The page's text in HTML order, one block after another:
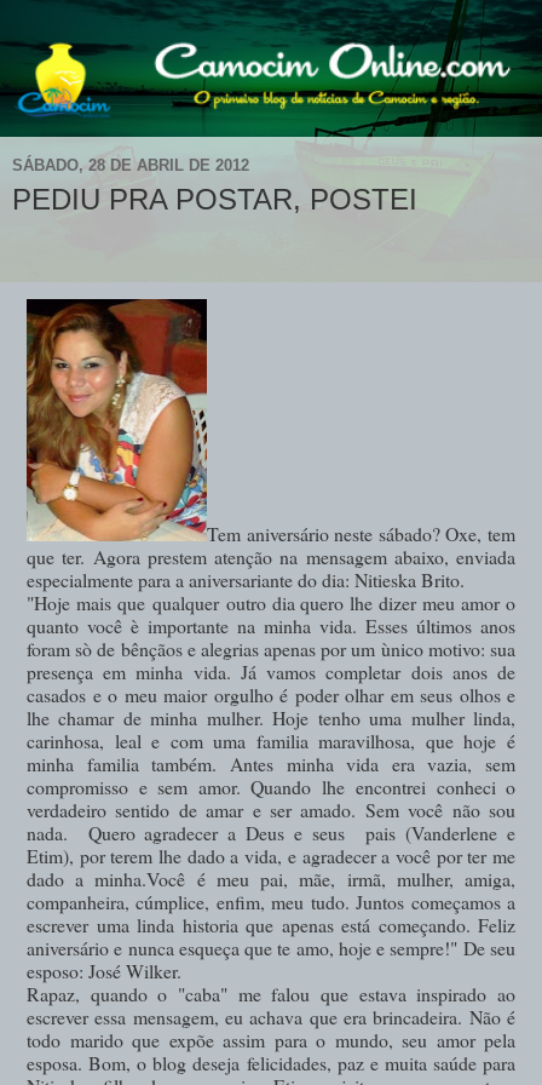
SÁBADO, 28 DE ABRIL DE 2012
PEDIU PRA POSTAR, POSTEI
Tem aniversário neste sábado? Oxe, tem
que ter. Agora prestem atenção na mensagem abaixo, enviada
especialmente para a aniversariante do dia: Nitieska Brito.
"Hoje mais que qualquer outro dia quero lhe dizer meu amor o
quanto você è importante na minha vida. Esses últimos anos
foram sò de bênçãos e alegrias apenas por um ùnico motivo: sua
presença em minha vida. Já vamos completar dois anos de
casados e o meu maior orgulho é poder olhar em seus olhos e
lhe chamar de minha mulher. Hoje tenho uma mulher linda,
carinhosa, leal e com uma familia maravilhosa, que hoje é
minha familia também. Antes minha vida era vazia, sem
compromisso e sem amor. Quando lhe encontrei conheci o
verdadeiro sentido de amar e ser amado. Sem você não sou
nada. Quero agradecer a Deus e seus pais (Vanderlene e
Etim), por terem lhe dado a vida, e agradecer a você por ter me
dado a minha.Você é meu pai, mãe, irmã, mulher, amiga,
companheira, cúmplice, enfim, meu tudo. Juntos começamos a
escrever uma linda historia que apenas está começando. Feliz
aniversário e nunca esqueça que te amo, hoje e sempre!" De seu
esposo: José Wilker.
Rapaz, quando o "caba" me falou que estava inspirado ao
escrever essa mensagem, eu achava que era brincadeira. Não é
todo marido que expõe assim para o mundo, seu amor pela
esposa. Bom, o blog deseja felicidades, paz e muita saúde para